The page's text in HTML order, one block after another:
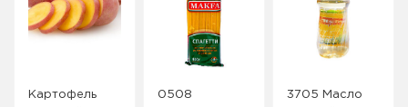
Картофель
0508
3705 Масло